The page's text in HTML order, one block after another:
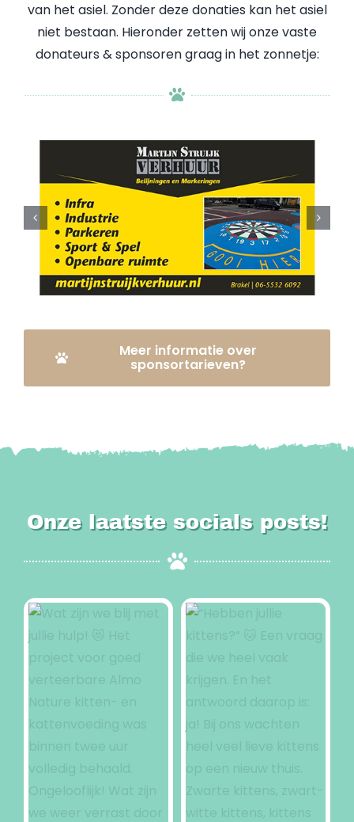
van het asiel. Zonder deze donaties kan het asiel
niet bestaan. Hieronder zetten wij onze vaste
donateurs & sponsoren graag in het zonnetje:
Meer informatie over
sponsortarieven?
Onze laatste socials posts!